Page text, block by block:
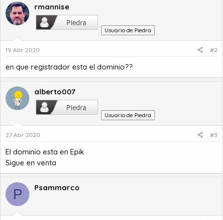
rmannise
Usuario de Piedra
19 Abr 2020 #2
en que registrador esta el dominio??
alberto007
Usuario de Piedra
27 Abr 2020 #3
El dominio esta en Epik
Sigue en venta
P Psammarco